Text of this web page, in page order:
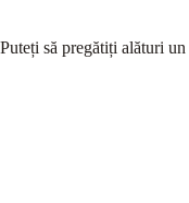
Puteți să pregătiți alături un